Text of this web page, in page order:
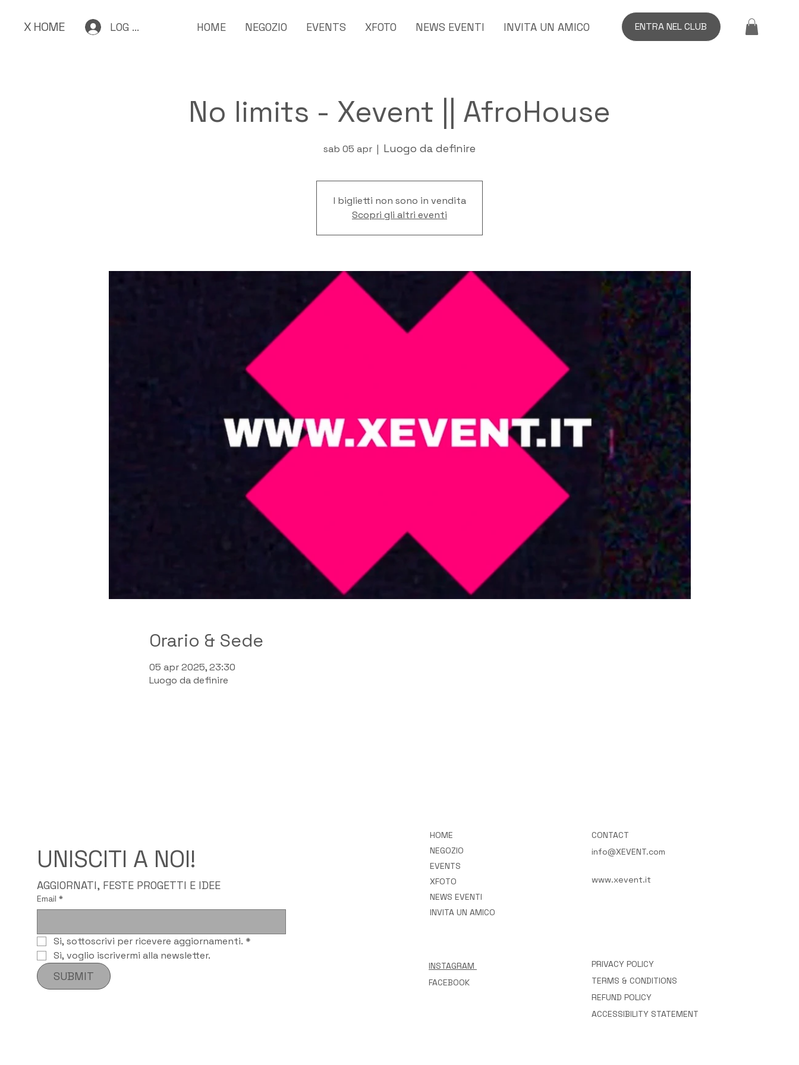
X HOME LOG IN HOME NEGOZIO EVENTS XFOTO NEWS EVENTI INVITA UN AMICO ENTRA NEL CLUB
No limits - Xevent || AfroHouse
sab 05 apr
  |
Luogo da definire
I biglietti non sono in vendita
Scopri gli altri eventi
Orario & Sede
05 apr 2025, 23:30
Luogo da definire
UNISCITI A NOI!
AGGIORNATI, FESTE PROGETTI E IDEE
Email *
Si, sottoscrivi per ricevere aggiornamenti. *
Sì, voglio iscrivermi alla newsletter.
SUBMIT
HOME
NEGOZIO
EVENTS
XFOTO
NEWS EVENTI
INVITA UN AMICO
INSTAGRAM
FACEBOOK
CONTACT
info@XEVENT.com
www.xevent.it
PRIVACY POLICY
TERMS & CONDITIONS
REFUND POLICY
ACCESSIBILITY STATEMENT